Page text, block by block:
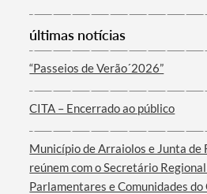
Filtros
últimas notícias
“Passeios de Verão´2026”
CITA – Encerrado ao público
Município de Arraiolos e Junta de
reúnem com o Secretário
Parlamentares e Comunidades